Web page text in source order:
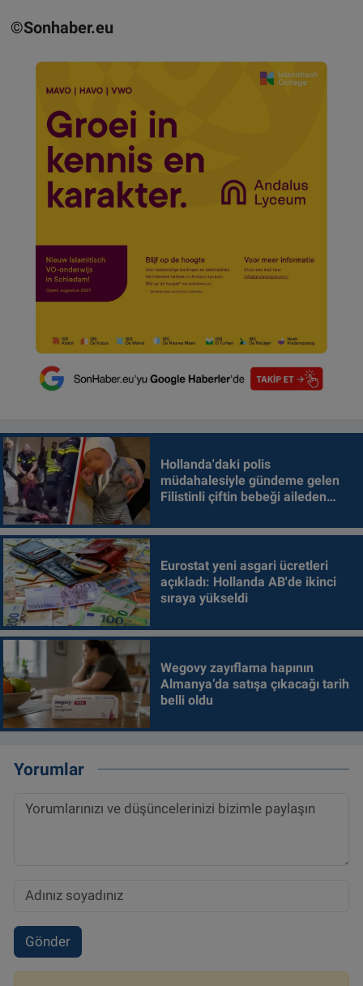
©Sonhaber.eu
Hollanda'daki polis
müdahalesiyle gündeme gelen
Filistinli çiftin bebeği aileden
Eurostat yeni asgari ücretleri
açıkladı: Hollanda AB'de ikinci
sıraya yükseldi
Wegovy zayıflama hapının
Almanya’da satışa çıkacağı tarih
belli oldu
Yorumlar
Gönder